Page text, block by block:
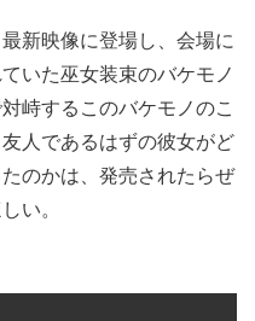
新映像に登場し、会場に
いた巫女装束のバケモノ
峙するこのバケモノのこ
人であるはずの彼女がど
のかは、発売されたらぜ
い。